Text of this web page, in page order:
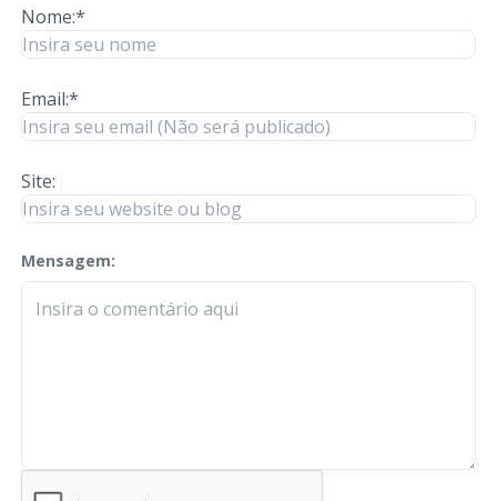
Nome:*
Email:*
Site:
Mensagem:
check-terms